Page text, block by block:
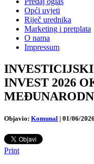
Opći uvjeti
Riječ urednika
Marketing i pretplata
O nama
Impressum
INVEST 2026
Objavio: Komunal | 01/06/2026
Print